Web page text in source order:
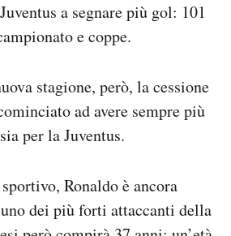
a segnare più gol: 101
e coppe.
stagione, però, la cessione
ad avere sempre più
per la Juventus.
Ronaldo è ancora
dei più forti attaccanti della